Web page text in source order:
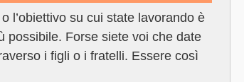
l’obiettivo su cui state lavorando è
possibile. Forse siete voi che date
i figli o i fratelli. Essere così